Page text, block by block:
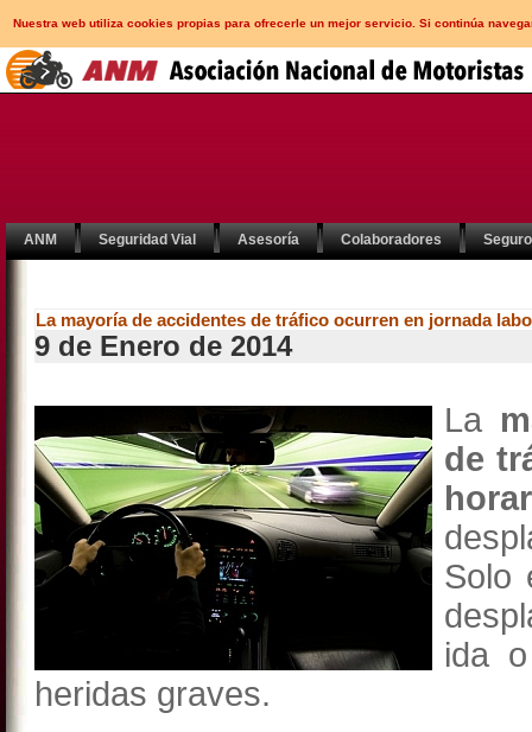
Nuestra web utiliza cookies propias para ofrecerle un mejor servicio. Si continúa
ANM Seguridad Vial Asesoría Colaboradores
La mayoría de accidentes de tráfico ocurren en jornada
9 de Enero de 2014
La
de
Solo
ida
heridas graves.